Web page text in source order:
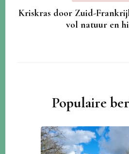
Kriskras door Zuid-
vol natuur en
Populaire